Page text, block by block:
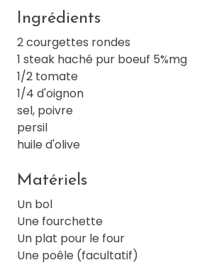
Ingrédients
2 courgettes rondes
1 steak haché pur boeuf 5%mg
1/2 tomate
1/4 d'oignon
sel, poivre
persil
huile d'olive
Matériels
Un bol
Une fourchette
Un plat pour le four
Une poêle (facultatif)